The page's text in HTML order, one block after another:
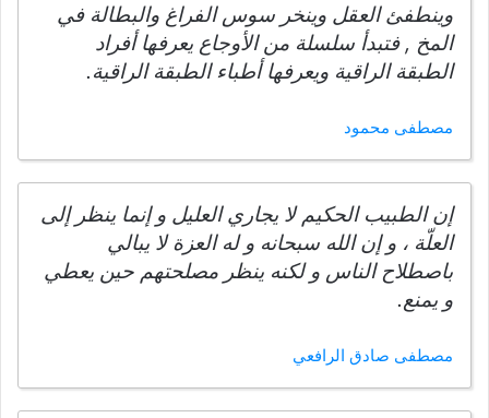
وينطفئ العقل وينخر سوس الفراغ والبطالة في
المخ , فتبدأ سلسلة من الأوجاع يعرفها أفراد
الطبقة الراقية ويعرفها أطباء الطبقة الراقية.
مصطفى محمود
إن الطبيب الحكيم لا يجاري العليل و إنما ينظر إلى
العلّة ، و إن الله سبحانه و له العزة لا يبالي
باصطلاح الناس و لكنه ينظر مصلحتهم حين يعطي
و يمنع.
مصطفى صادق الرافعي